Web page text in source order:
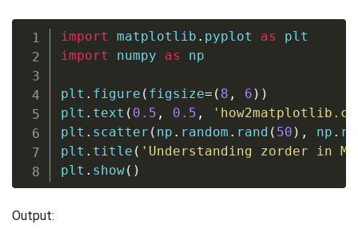
import matplotlib . pyplot as
import numpy as np
plt . figure ( figsize= ( 8 , 6 ) )
plt . text ( 0.5 , 0.5 ,
plt . scatter ( np . random . rand ( 50 ) , np .
plt . title ( 'Understanding zorder in
plt . show( )
Output: